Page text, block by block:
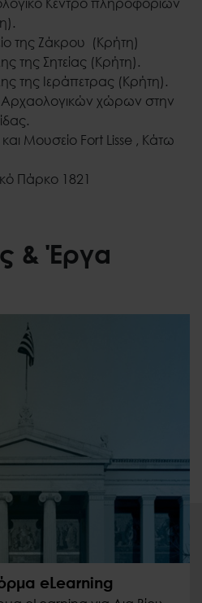
της Ζάκρου (Κρήτη)
της Σητείας (Κρήτη).
της Ιεράπετρας (Κρήτη).
Αρχαολογικών χώρων στην
Μουσείο Fort Lisse , Κάτω
Πάρκο 1821
& Έργα
eLearning